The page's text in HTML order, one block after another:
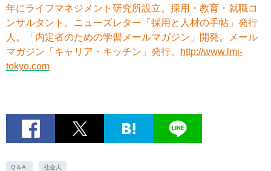
年にライフマネジメント研究所設立。採用・教育・就職コ
ンサルタント。ニューズレター「採用と人材の手帖」発行
人。「内定者のための学習メールマガジン」開発。メール
マガジン「キャリア・キッチン」発行。
http://www.lmi-
tokyo.com
Q＆A. 社会人